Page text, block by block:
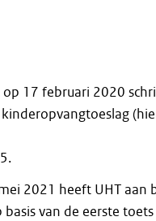
17 februari 2020
2021 heeft UHT aan
van de eerste